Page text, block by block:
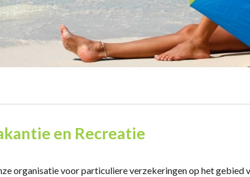
en Recreatie
organisatie voor particuliere verzekeringen op het gebied